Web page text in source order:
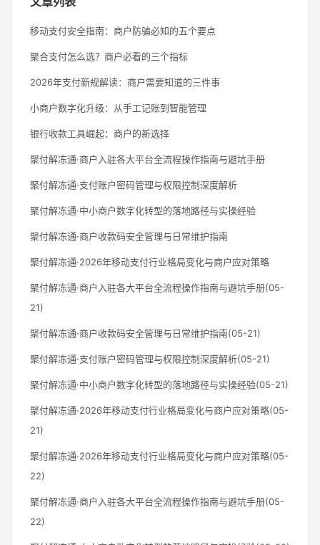
移动支付安全指南：商户防骗必知的五个要点
聚合支付怎么选？商户必看的三个指标
2026年支付新规解读：商户需要知道的三件事
小商户数字化升级：从手工记账到智能管理
银行收款工具崛起：商户的新选择
聚付解冻通·商户入驻各大平台全流程操作指南与避坑手册
聚付解冻通·支付账户密码管理与权限控制深度解析
聚付解冻通·中小商户数字化转型的落地路径与实操经验
聚付解冻通·商户收款码安全管理与日常维护指南
聚付解冻通·2026年移动支付行业格局变化与商户应对策略
聚付解冻通·商户入驻各大平台全流程操作指南与避坑手册(05-
21)
聚付解冻通·商户收款码安全管理与日常维护指南(05-21)
聚付解冻通·支付账户密码管理与权限控制深度解析(05-21)
聚付解冻通·中小商户数字化转型的落地路径与实操经验(05-21)
聚付解冻通·2026年移动支付行业格局变化与商户应对策略(05-
21)
聚付解冻通·2026年移动支付行业格局变化与商户应对策略(05-
22)
聚付解冻通·商户入驻各大平台全流程操作指南与避坑手册(05-
22)